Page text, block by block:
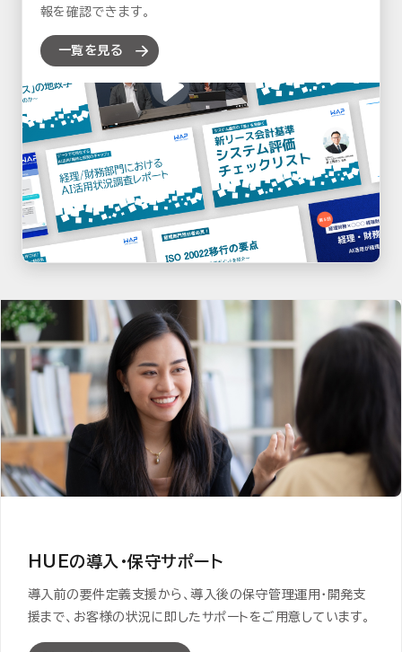
報を確認できます。
一覧を見る
HUEの導入・保守サポート
導入前の要件定義支援から、導入後の保守管理運用・開発支
援まで、 お客様の状況に即したサポートをご用意しています。